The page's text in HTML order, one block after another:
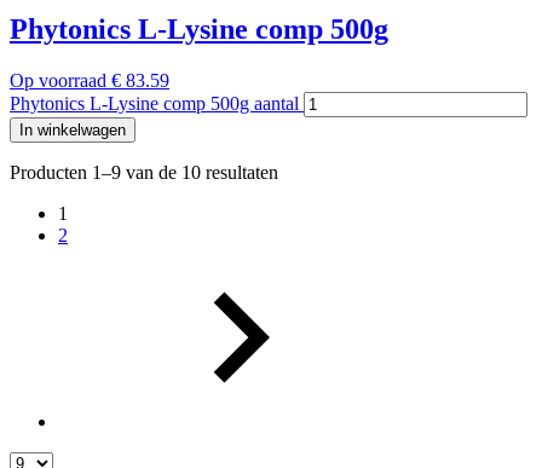
Phytonics L-Lysine comp 500g
Op voorraad € 83.59
Phytonics L-Lysine comp 500g aantal
In winkelwagen
Producten 1–9 van de 10 resultaten
1
2